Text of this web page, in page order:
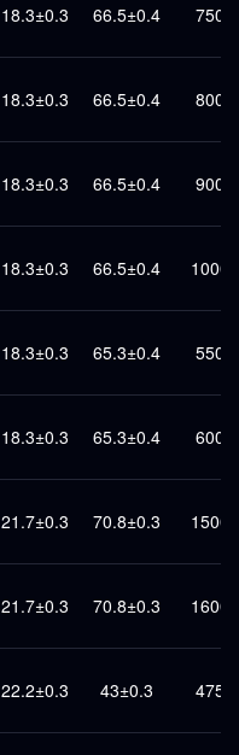
18.3±0.3 66.5±0.4 750
18.3±0.3 66.5±0.4 800
18.3±0.3 66.5±0.4 900
18.3±0.3 66.5±0.4 1000
18.3±0.3 65.3±0.4 550
18.3±0.3 65.3±0.4 600
21.7±0.3 70.8±0.3 1500
21.7±0.3 70.8±0.3 1600
22.2±0.3 43±0.3 475